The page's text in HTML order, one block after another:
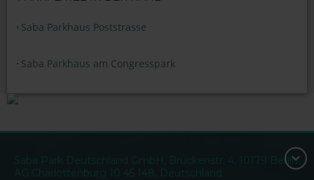
Saba Parkhaus Poststrasse
Saba Parkhaus am Congresspark
Saba Park Deutschland GmbH, Brückenstr. 4, 10179 Berlin,